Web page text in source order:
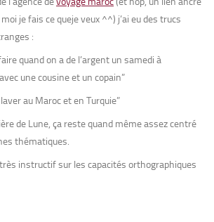
je fais ce queje veux ^^) j’ai eu des trucs
:
quand on a de l’argent un samedi à
une cousine et un copain”
au Maroc et en Turquie”
de Lune, ça reste quand même assez centré
thématiques.
très instructif sur les capacités orthographiques